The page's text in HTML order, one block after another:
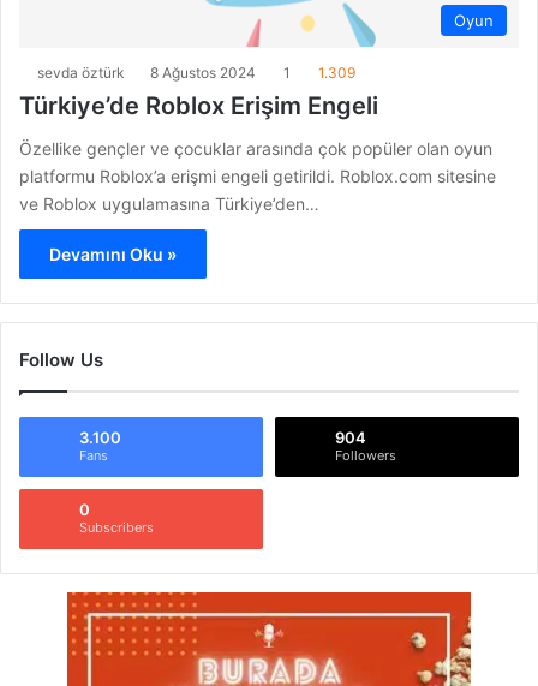
Oyun
sevda öztürk 8 Ağustos 2024 1 1.309
Türkiye’de Roblox Erişim Engeli
Özellike gençler ve çocuklar arasında çok popüler olan oyun
platformu Roblox’a erişmi engeli getirildi. Roblox.com sitesine
ve Roblox uygulamasına Türkiye’den…
Devamını Oku »
Follow Us
3.100
Fans
904
Followers
0
Subscribers